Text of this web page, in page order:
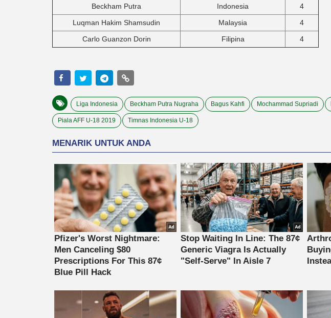
Beckham Putra
Indonesia
4
Luqman Hakim Shamsudin
Malaysia
4
Carlo Guanzon Dorin
Filipina 4
Liga Indonesia Beckham Putra Nugraha Bagus Kahfi Mochammad Supriadi
Piala AFF U-18 2019 Timnas Indonesia U-18